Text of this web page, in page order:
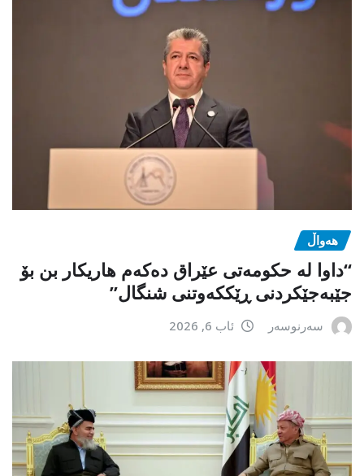
هەواڵ
“داوا لە حكومەتی عێراق دەكەم هاریكار بن بۆ
جێبەجێكردنی ڕێككەوتنی شنگال”
سەرنوسەر ئاب 6, 2026